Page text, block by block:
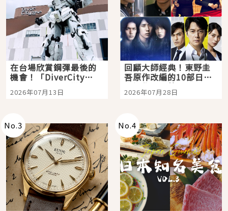
在台場欣賞鋼彈最後的
機會！「DiverCity
Tokyo Plaza」搭船、
購物、美食及夜景，一
2026年07月13日
回顧大師經典！東野圭
吾原作改編的10部日本
影視作品推薦
2026年07月28日
No.3 No.4